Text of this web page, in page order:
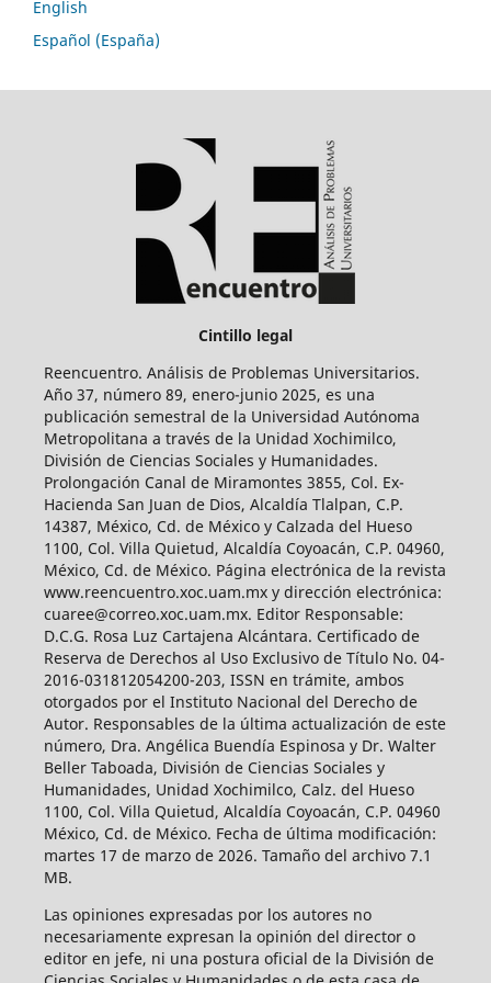
English
Español (España)
Cintillo legal
Reencuentro. Análisis de Problemas Universitarios.
Año 37, número 89, enero-junio 2025, es una
publicación semestral de la Universidad Autónoma
Metropolitana a través de la Unidad Xochimilco,
División de Ciencias Sociales y Humanidades.
Prolongación Canal de Miramontes 3855, Col. Ex-
Hacienda San Juan de Dios, Alcaldía Tlalpan, C.P.
14387, México, Cd. de México y Calzada del Hueso
1100, Col. Villa Quietud, Alcaldía Coyoacán, C.P. 04960,
México, Cd. de México. Página electrónica de la revista
www.reencuentro.xoc.uam.mx y dirección electrónica:
cuaree@correo.xoc.uam.mx. Editor Responsable:
D.C.G. Rosa Luz Cartajena Alcántara. Certificado de
Reserva de Derechos al Uso Exclusivo de Título No. 04-
2016-031812054200-203, ISSN en trámite, ambos
otorgados por el Instituto Nacional del Derecho de
Autor. Responsables de la última actualización de este
número, Dra. Angélica Buendía Espinosa y Dr. Walter
Beller Taboada, División de Ciencias Sociales y
Humanidades, Unidad Xochimilco, Calz. del Hueso
1100, Col. Villa Quietud, Alcaldía Coyoacán, C.P. 04960
México, Cd. de México. Fecha de última modificación:
martes 17 de marzo de 2026. Tamaño del archivo 7.1
MB.
Las opiniones expresadas por los autores no
necesariamente expresan la opinión del director o
editor en jefe, ni una postura oficial de la División de